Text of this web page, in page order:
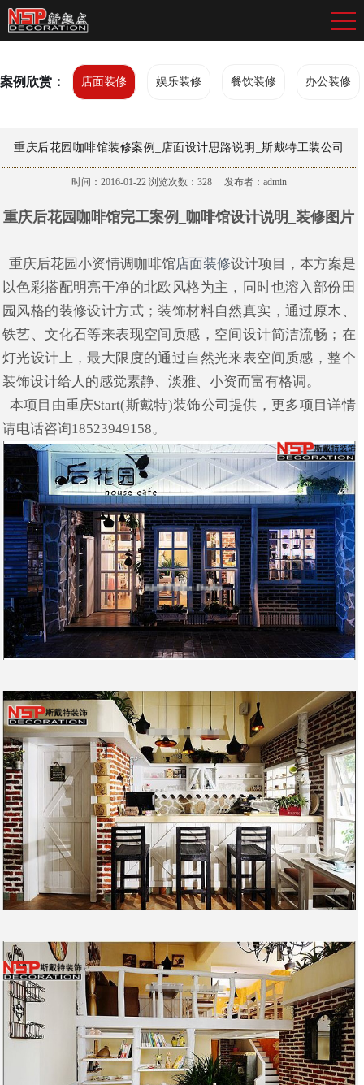
案例欣赏： 店面装修 娱乐装修 餐饮装修 办公装修
重庆后花园咖啡馆装修案例_店面设计思路说明_斯戴特工装公司
时间：2016-01-22浏览次数： 328 发布者：admin
重庆后花园咖啡馆完工案例_咖啡馆设计说明_装修图片
重庆后花园小资情调咖啡馆店面装修设计项目，本方案是
以色彩搭配明亮干净的北欧风格为主，同时也溶入部份田
园风格的装修设计方式；装饰材料自然真实，通过原木、
铁艺、文化石等来表现空间质感，空间设计简洁流畅；在
灯光设计上，最大限度的通过自然光来表空间质感，整个
装饰设计给人的感觉素静、淡雅、小资而富有格调。
本项目由重庆Start(斯戴特)装饰公司提供，更多项目详情
请电话咨询18523949158。